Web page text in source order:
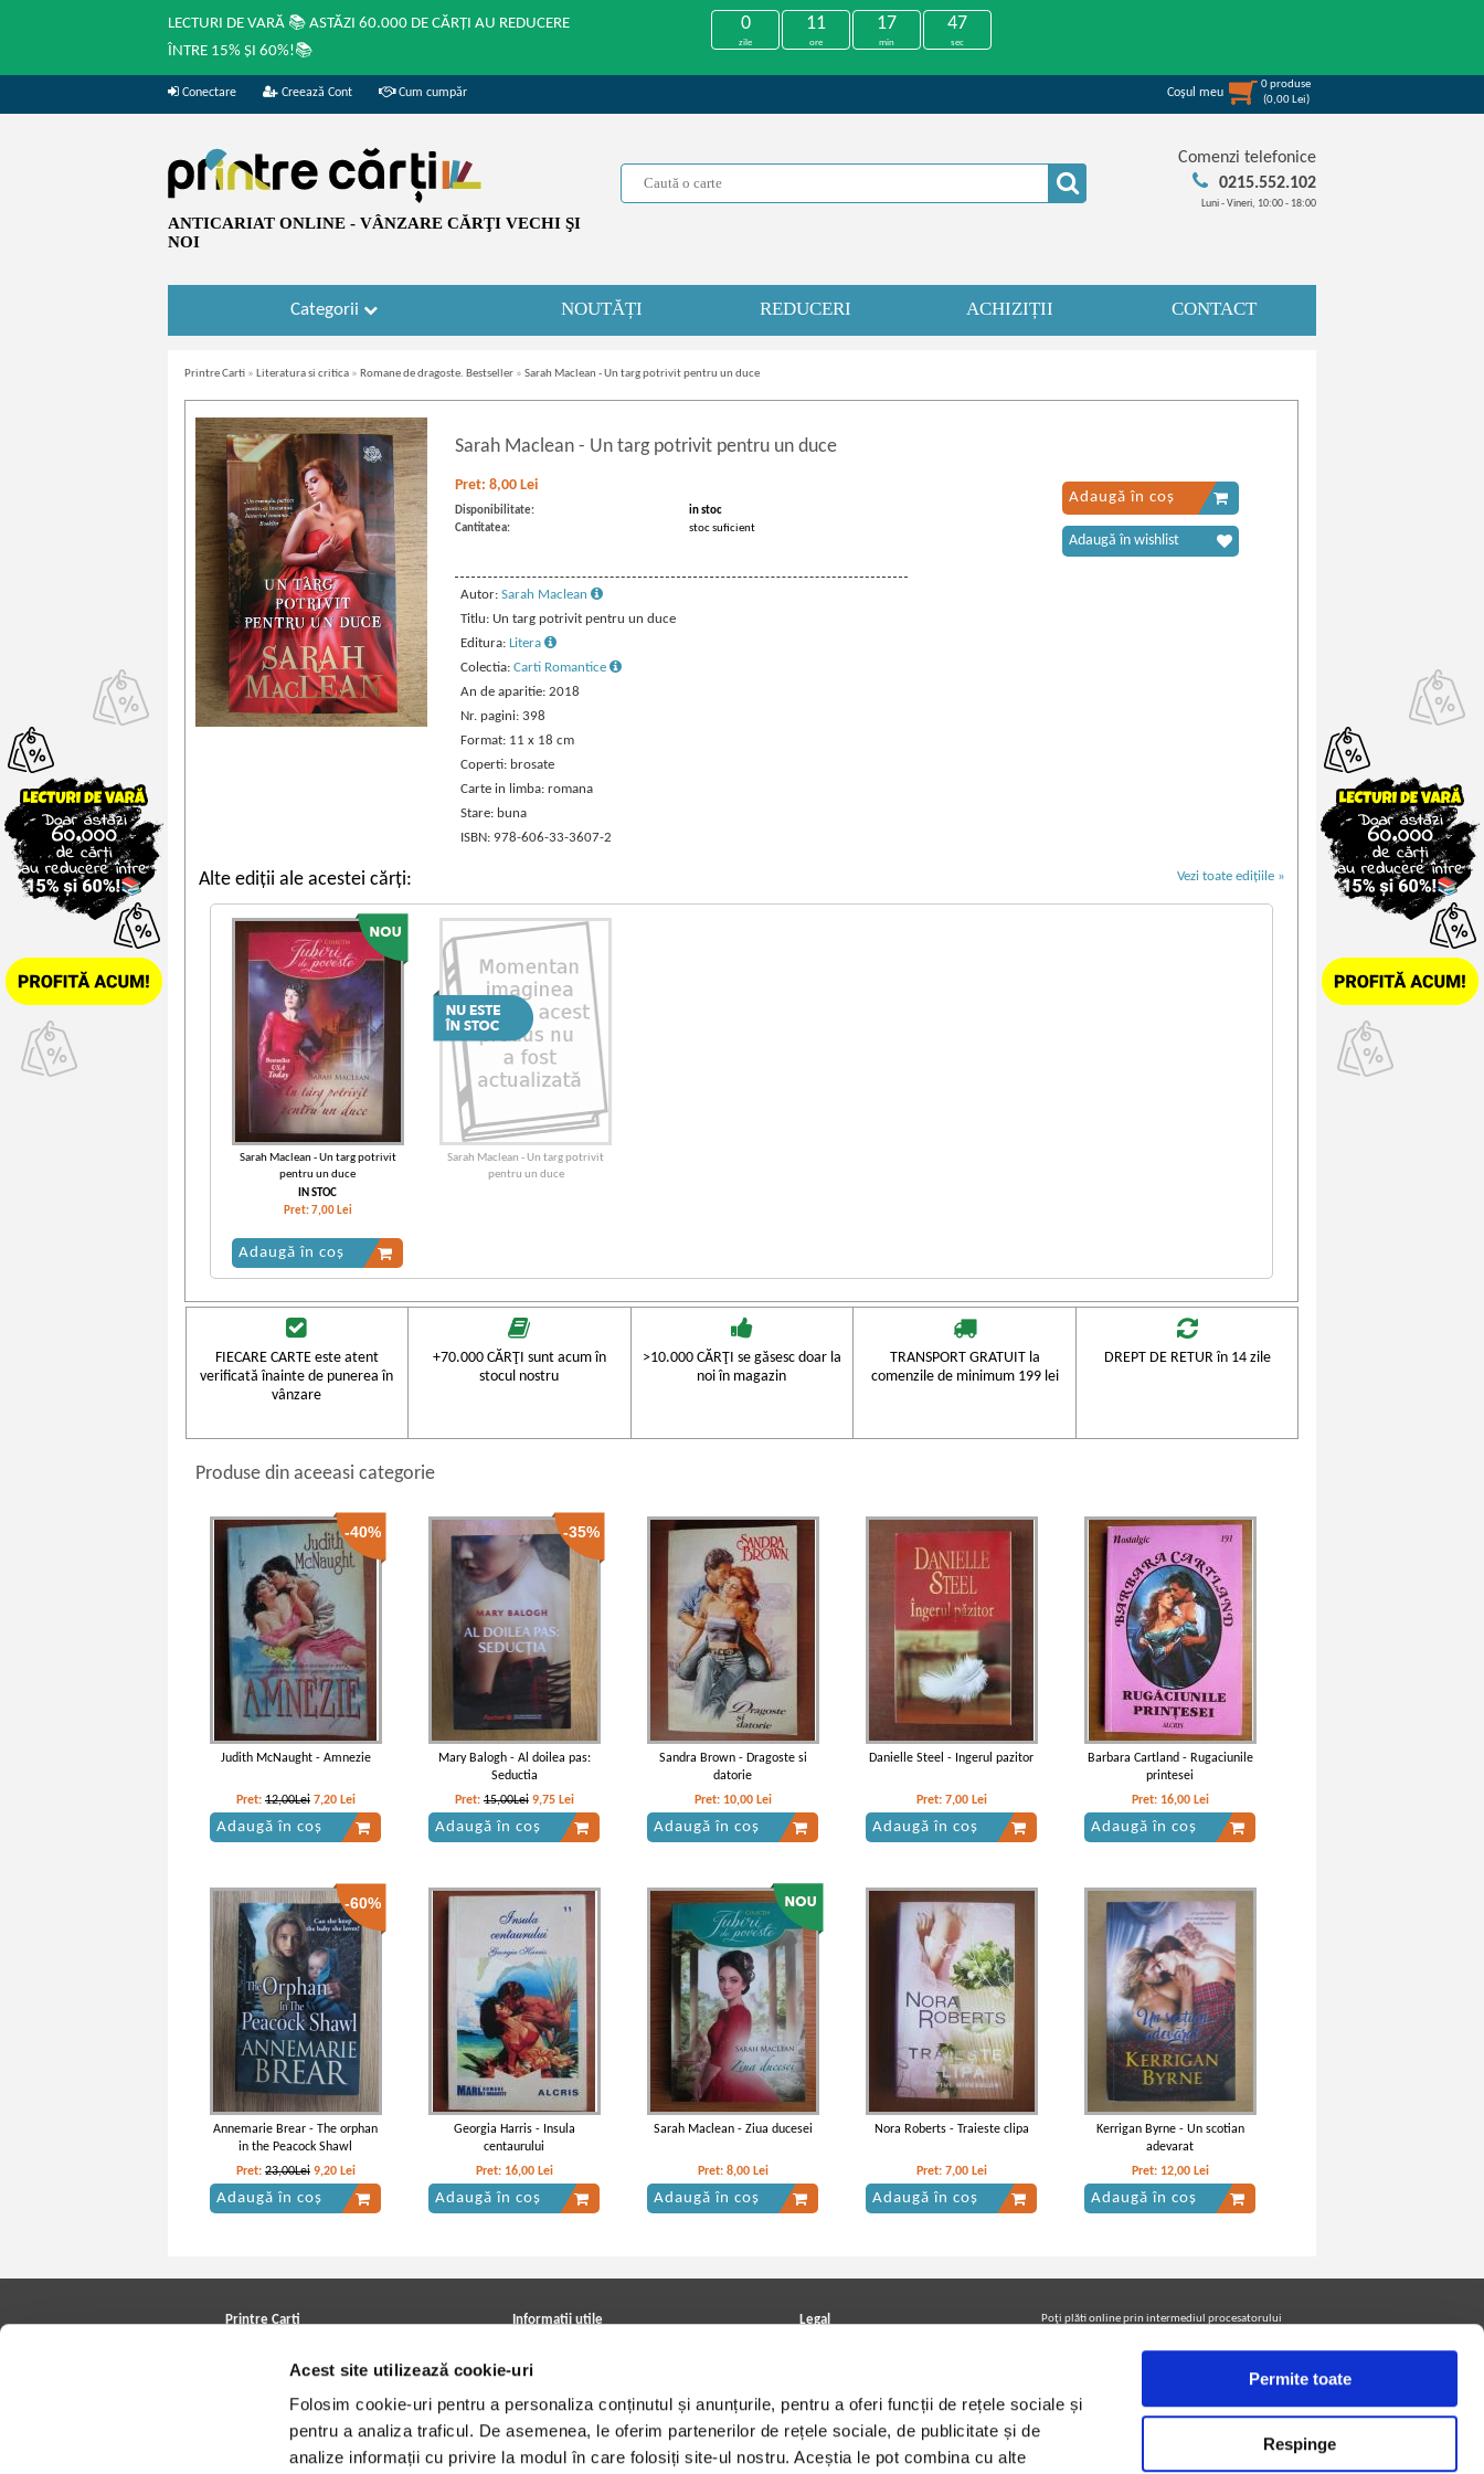
Acest site utilizează cookie-uri
Folosim cookie-uri pentru a personaliza conținutul și anunțurile, pentru a oferi funcții de rețele sociale și
pentru a analiza traficul. De asemenea, le oferim partenerilor de rețele sociale, de publicitate și de
analize informații cu privire la modul în care folosiți site-ul nostru. Aceștia le pot combina cu alte
Permite toate
Respinge
LECTURI DE VARĂ 📚 ASTĂZI 60.000 DE CĂRȚI AU REDUCERE
ÎNTRE 15% ȘI 60%!📚
0
zile
11
ore
17
min
46
sec
Conectare Creează Cont Cum cumpăr Coşul meu
0produse
(0,00 Lei)
ANTICARIAT ONLINE - VÂNZARE CĂRŢI VECHI ŞI
NOI
Comenzi telefonice
0215.552.102
Luni - Vineri, 10:00 - 18:00
Categorii NOUTĂȚI REDUCERI ACHIZIȚII CONTACT
Printre Carti » Literatura si critica » Romane de dragoste. Bestseller » Sarah Maclean - Un targ potrivit pentru un duce
Sarah Maclean - Un targ potrivit pentru un duce
Pret: 8,00 Lei
Disponibilitate:
in stoc
Cantitatea:
stoc suficient
Autor: Sarah Maclean
Titlu: Un targ potrivit pentru un duce
Editura: Litera
Colectia: Carti Romantice
An de aparitie: 2018
Nr. pagini: 398
Format: 11 x 18 cm
Coperti: brosate
Carte in limba: romana
Stare: buna
ISBN: 978-606-33-3607-2
Adaugă în coș
Adaugă în wishlist
Alte ediții ale acestei cărți: Vezi toate edițiile »
Sarah Maclean - Un targ potrivit
pentru un duce
IN STOC
Pret: 7,00 Lei
Adaugă în coș
Sarah Maclean - Un targ potrivit
pentru un duce
FIECARE CARTE este atent
verificată înainte de punerea în
vânzare
+70.000 CĂRŢI sunt acum în
stocul nostru
>10.000 CĂRŢI se găsesc doar la
noi în magazin
TRANSPORT GRATUIT la
comenzile de minimum 199 lei
DREPT DE RETUR în 14 zile
Produse din aceeasi categorie
-40%
Judith McNaught - Amnezie
Pret: 12,00Lei 7,20 Lei
Adaugă în coș
-35%
Mary Balogh - Al doilea pas:
Seductia
Pret:15,00Lei 9,75 Lei
Adaugă în coș
Sandra Brown - Dragoste si
datorie
Pret: 10,00 Lei
Adaugă în coș
Danielle Steel - Ingerul pazitor
Pret: 7,00 Lei
Adaugă în coș
Barbara Cartland - Rugaciunile
printesei
Pret: 16,00 Lei
Adaugă în coș
-60%
Annemarie Brear - The orphan
in the Peacock Shawl
Pret: 23,00Lei 9,20 Lei
Adaugă în coș
Georgia Harris - Insula
centaurului
Pret: 16,00 Lei
Adaugă în coș
Sarah Maclean - Ziua ducesei
Pret: 8,00 Lei
Adaugă în coș
Nora Roberts - Traieste clipa
Pret: 7,00 Lei
Adaugă în coș
Kerrigan Byrne - Un scotian
adevarat
Pret: 12,00 Lei
Adaugă în coș
Printre Carti
Cele mai căutate cărți
Blog Printre Carti
Informatii utile
Achizitii viniluri, casete, CD/DVD
Cum cumpar?
Politica de livrare
Retur comenzi
Angajari - Cariere
Legal
Termeni si conditii
Utilizare cookie-uri
Poţi plăti online prin intermediul procesatorului
Urmăreşte-ne pe facebook pentru a fi la curent cu